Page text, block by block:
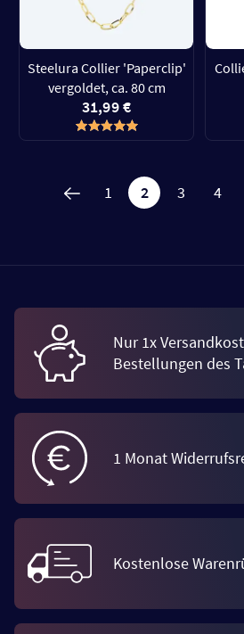
Steelura Collier 'Paperclip'
vergoldet, ca. 80 cm
31,99 €
1 2 3 4
Nur 1x
Bestellungen des
1 Monat
Kostenlose